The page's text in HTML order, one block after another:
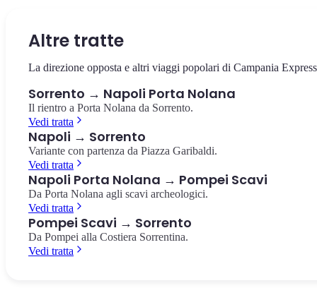
Altre tratte
La direzione opposta e altri viaggi popolari di Campania
Sorrento → Napoli Porta Nolana
Il rientro a Porta Nolana da Sorrento.
Vedi tratta
Napoli → Sorrento
Variante con partenza da Piazza Garibaldi.
Vedi tratta
Napoli Porta Nolana → Pompei Scavi
Da Porta Nolana agli scavi archeologici.
Vedi tratta
Pompei Scavi → Sorrento
Da Pompei alla Costiera Sorrentina.
Vedi tratta